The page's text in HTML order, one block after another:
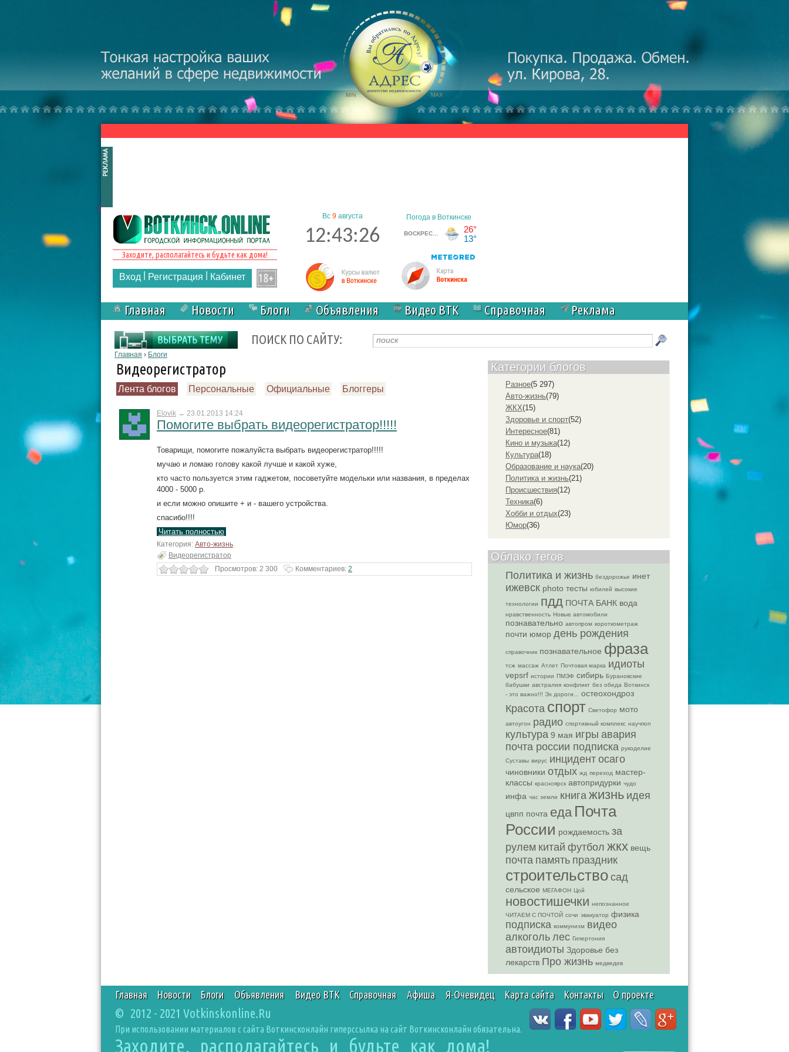
Заходите, располагайтесь и будьте как дома!
Вход Регистрация Кабинет
Вс 9августа
12:43:27
Главная Новости Блоги Объявления Видео ВТК Справочная
Реклама
ПОИСК ПО САЙТУ:
Форма поиска
Вы здесь
Главная › Блоги
Видеорегистратор
Лента блогов Персональные Официальные Блоггеры
Elovik → 23.01.2013 14:24
Помогите выбрать видеорегистратор!!!!!
Товарищи, помогите пожалуйста выбрать видеорегистратор!!!!!
мучаю и ломаю голову какой лучше и какой хуже,
кто часто пользуется этим гаджетом, посоветуйте модельки или названия, в пределах
4000 - 5000 р.
и если можно опишите + и - вашего устройства.
спасибо!!!!
Читать полностью
Категория: Авто-жизнь
Видеорегистратор
Просмотров: 2 300
Комментариев: 2
Категории блогов
Разное(5 297)
Авто-жизнь(79)
ЖКХ(15)
Здоровье и спорт(52)
Интересное(81)
Кино и музыка(12)
Культура(18)
Образование и наука(20)
Политика и жизнь(21)
Проиcшествия(12)
Техника(6)
Хобби и отдых(23)
Юмор(36)
Облако тегов
Политика и жизнь бездорожье инет
ижевск photo тесты юбилей высокие
технологии пдд ПОЧТА БАНК вода
нравственность Новые автомобили
познавательно автопром короткометраж
почти юмор день рождения
справочник познавательное фраза
тсж массаж Атлет Почтовая марка идиоты
vepsrf истории ПМЭФ сибирь Бурановские
бабушки австралия конфликт без обеда Воткинск
- это важно!!! Эх дороги...
остеохондроз
Красота спорт Светофор мото
автоугон радио спортивный комплекс научпоп
культура 9 мая игры авария
почта россии подписка рукоделие
Суставы вирус инцидент осаго
чиновники отдых жд переход мастер-
классы красноярск автопридурки чудо
инфа час земли книга жизнь идея
цвпп почта еда Почта
России рождаемость за
рулем китай футбол жкх вещь
почта память праздник
строительство сад
сельское МЕГАФОН Цой
новостишечки непознанное
ЧИТАЕМ С ПОЧТОЙ сочи эвакуатор физика
подписка коммунизм видео
алкоголь лес Гипертония
автоидиоты Здоровье без
лекарств Про жизнь медведев
Главная Новости Блоги Объявления Видео ВТК Справочная Афиша Я-Очевидец Карта сайта Контакты О проекте
© 2012 - 2021 Votkinskonline.Ru
При использовании материалов с сайта Воткинсконлайн гиперссылка на сайт Воткинсконлайн обязательна.
Заходите, располагайтесь и будьте как дома!